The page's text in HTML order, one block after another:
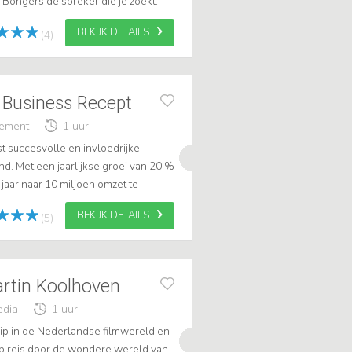
daarnaast
(4) BEKIJK DETAILS
Recept
1 uur
succesvolle en invloedrijke
Met een jaarlijkse groei van 20 %
naar 10 miljoen omzet te
als ondernemer, directeur of ...
(5) BEKIJK DETAILS
Koolhoven
1 uur
in de Nederlandse filmwereld en